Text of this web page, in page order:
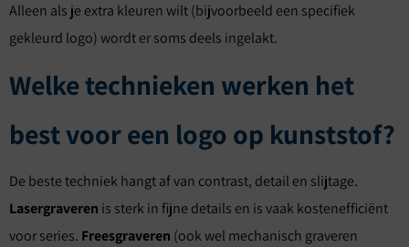
Alleen als je extra kleuren wilt (bijvoorbeeld een specifiek
gekleurd logo) wordt er soms deels ingelakt.
Welke technieken werken het
best voor een logo op kunststof?
De beste techniek hangt af van contrast, detail en slijtage.
Lasergraveren is sterk in fijne details en is vaak kostenefficiënt
voor series. Freesgraveren (ook wel mechanisch graveren